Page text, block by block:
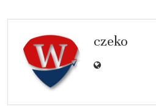
czeko